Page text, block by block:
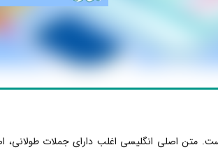
است. متن اصلی انگلیسی اغلب دارای جملات